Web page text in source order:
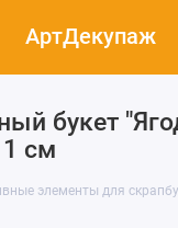
АртДекупаж
букет
см
элементы для